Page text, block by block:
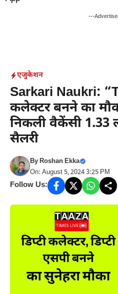
Skip
---
एजुकेशन
Sarkari Naukri:
कलेक्टर बनने का
निकली वैकेंसी 1.33
सैलरी
ByRoshan Ekka
On: August 5, 2024 3:25 PM
Follow Us: